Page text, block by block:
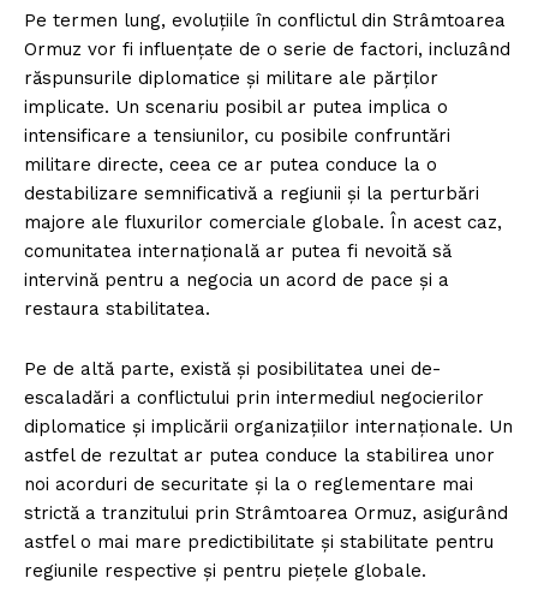
Pe termen lung, evoluțiile în conflictul din Strâmtoarea
Ormuz vor fi influențate de o serie de factori, incluzând
răspunsurile diplomatice și militare ale părților
implicate. Un scenariu posibil ar putea implica o
intensificare a tensiunilor, cu posibile confruntări
militare directe, ceea ce ar putea conduce la o
destabilizare semnificativă a regiunii și la perturbări
majore ale fluxurilor comerciale globale. În acest caz,
comunitatea internațională ar putea fi nevoită să
intervină pentru a negocia un acord de pace și a
restaura stabilitatea.
Pe de altă parte, există și posibilitatea unei de-
escaladări a conflictului prin intermediul negocierilor
diplomatice și implicării organizațiilor internaționale. Un
astfel de rezultat ar putea conduce la stabilirea unor
noi acorduri de securitate și la o reglementare mai
strictă a tranzitului prin Strâmtoarea Ormuz, asigurând
astfel o mai mare predictibilitate și stabilitate pentru
regiunile respective și pentru piețele globale.